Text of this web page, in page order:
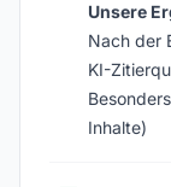
Unsere
Nach der
KI-
Inhalte)